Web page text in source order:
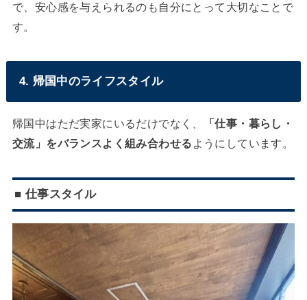
で、安心感を与えられるのも自分にとって大切なことで
す。
4. 帰国中のライフスタイル
帰国中はただ実家にいるだけでなく、
「仕事・暮らし・
交流」をバランスよく組み合わせる ようにしています。
■ 仕事スタイル